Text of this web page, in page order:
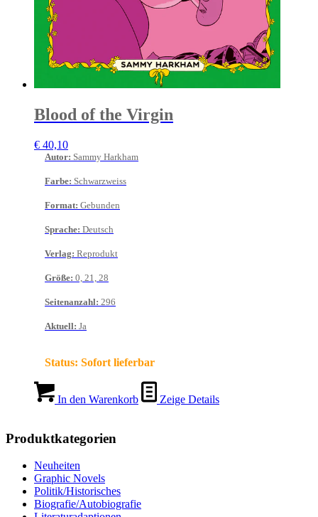
Blood of the Virgin
€ 40,10
Autor: Sammy Harkham
Farbe: Schwarzweiss
Format: Gebunden
Sprache: Deutsch
Verlag: Reprodukt
Größe: 0, 21, 28
Seitenanzahl: 296
Aktuell: Ja
Status: Sofort lieferbar
In den Warenkorb Zeige Details
Produktkategorien
Neuheiten
Graphic Novels
Politik/Historisches
Biografie/Autobiografie